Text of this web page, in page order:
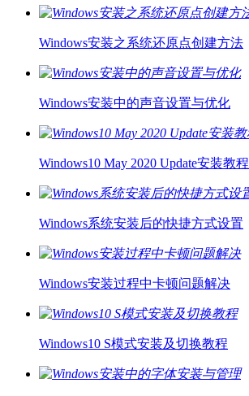
Windows安装之系统还原点创建方法
Windows安装中的声音设置与优化
Windows10 May 2020 Update安装教程
Windows系统安装后的快捷方式设置
Windows安装过程中卡顿问题解决
Windows10 S模式安装及切换教程